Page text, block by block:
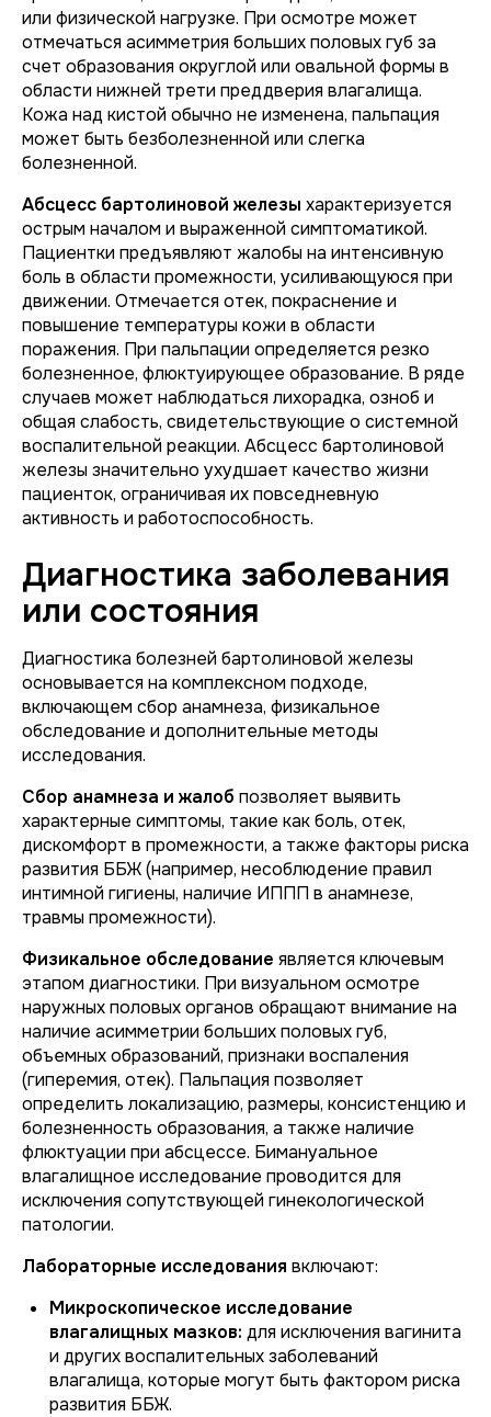
или физической нагрузке. При осмотре может
отмечаться асимметрия больших половых губ за
счет образования округлой или овальной формы в
области нижней трети преддверия влагалища.
Кожа над кистой обычно не изменена, пальпация
может быть безболезненной или слегка
болезненной.
Абсцесс бартолиновой железы характеризуется
острым началом и выраженной симптоматикой.
Пациентки предъявляют жалобы на интенсивную
боль в области промежности, усиливающуюся при
движении. Отмечается отек, покраснение и
повышение температуры кожи в области
поражения. При пальпации определяется резко
болезненное, флюктуирующее образование. В ряде
случаев может наблюдаться лихорадка, озноб и
общая слабость, свидетельствующие о системной
воспалительной реакции. Абсцесс бартолиновой
железы значительно ухудшает качество жизни
пациенток, ограничивая их повседневную
активность и работоспособность.
Диагностика заболевания
или состояния
Диагностика болезней бартолиновой железы
основывается на комплексном подходе,
включающем сбор анамнеза, физикальное
обследование и дополнительные методы
исследования.
Сбор анамнеза и жалоб позволяет выявить
характерные симптомы, такие как боль, отек,
дискомфорт в промежности, а также факторы риска
развития ББЖ (например, несоблюдение правил
интимной гигиены, наличие ИППП в анамнезе,
травмы промежности).
Физикальное обследование является ключевым
этапом диагностики. При визуальном осмотре
наружных половых органов обращают внимание на
наличие асимметрии больших половых губ,
объемных образований, признаки воспаления
(гиперемия, отек). Пальпация позволяет
определить локализацию, размеры, консистенцию и
болезненность образования, а также наличие
флюктуации при абсцессе. Бимануальное
влагалищное исследование проводится для
исключения сопутствующей гинекологической
патологии.
Лабораторные исследования включают:
Микроскопическое исследование
влагалищных мазков: для исключения вагинита
и других воспалительных заболеваний
влагалища, которые могут быть фактором риска
развития ББЖ.